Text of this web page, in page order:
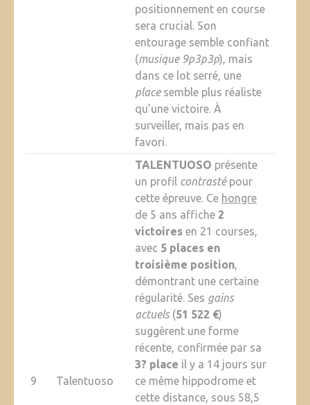
positionnement en course
sera crucial. Son
entourage semble confiant
(musique 9p3p3p), mais
dans ce lot serré, une
placesemble plus réaliste
qu’une victoire. À
surveiller, mais pas en
favori.
9 Talentuoso
TALENTUOSO présente
un profil contrastépour
cette épreuve. Ce hongre
de 5 ans affiche 2
victoiresen 21 courses,
avec 5 places en
troisième position,
démontrant une certaine
régularité. Ses gains
actuels(51 522 €)
suggèrent une forme
récente, confirmée par sa
3? place il y a 14 jours sur
ce même hippodrome et
cette distance, sous 58,5